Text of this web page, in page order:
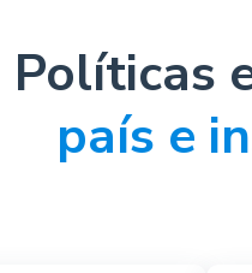
Políticas
país e